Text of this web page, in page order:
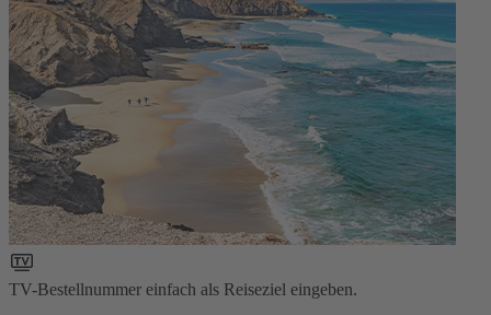
TV-Bestellnummer einfach als Reiseziel eingeben.